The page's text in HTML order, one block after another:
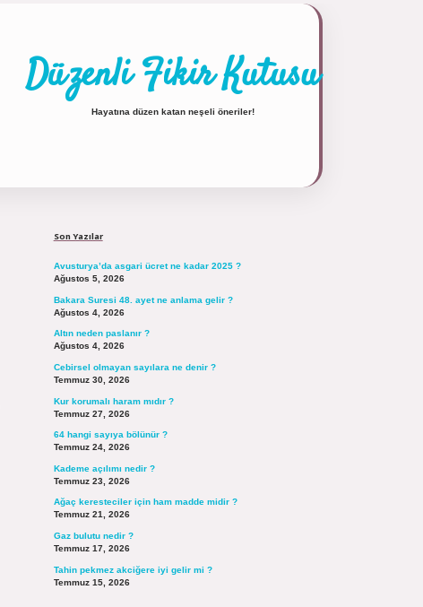
Düzenli Fikir Kutusu
Hayatına düzen katan neşeli öneriler!
Son Yazılar
Avusturya’da asgari ücret ne kadar 2025 ?
Ağustos 5, 2026
Bakara Suresi 48. ayet ne anlama gelir ?
Ağustos 4, 2026
Altın neden paslanır ?
Ağustos 4, 2026
Cebirsel olmayan sayılara ne denir ?
Temmuz 30, 2026
Kur korumalı haram mıdır ?
Temmuz 27, 2026
64 hangi sayıya bölünür ?
Temmuz 24, 2026
Kademe açılımı nedir ?
Temmuz 23, 2026
Ağaç keresteciler için ham madde midir ?
Temmuz 21, 2026
Gaz bulutu nedir ?
Temmuz 17, 2026
Tahin pekmez akciğere iyi gelir mi ?
Temmuz 15, 2026